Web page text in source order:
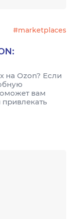
#marketplaces
на Ozon? Если
вам